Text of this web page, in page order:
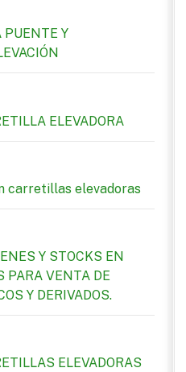
PUENTE Y
ELEVADORA
carretillas elevadoras
Y STOCKS EN
PARA VENTA DE
Y DERIVADOS.
ELEVADORAS